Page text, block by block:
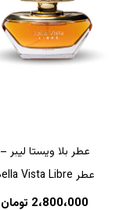
عطر بلا ویستا لیبر –
عطر Bella Vista Libre
2،800،000 تومان